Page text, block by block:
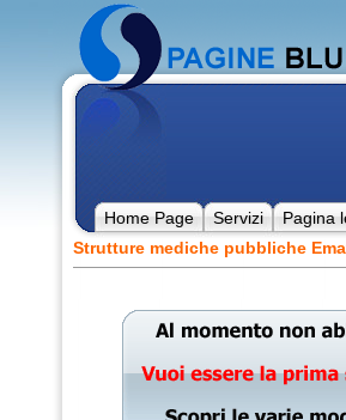
Home Page Servizi Pagina
Strutture mediche pubbliche